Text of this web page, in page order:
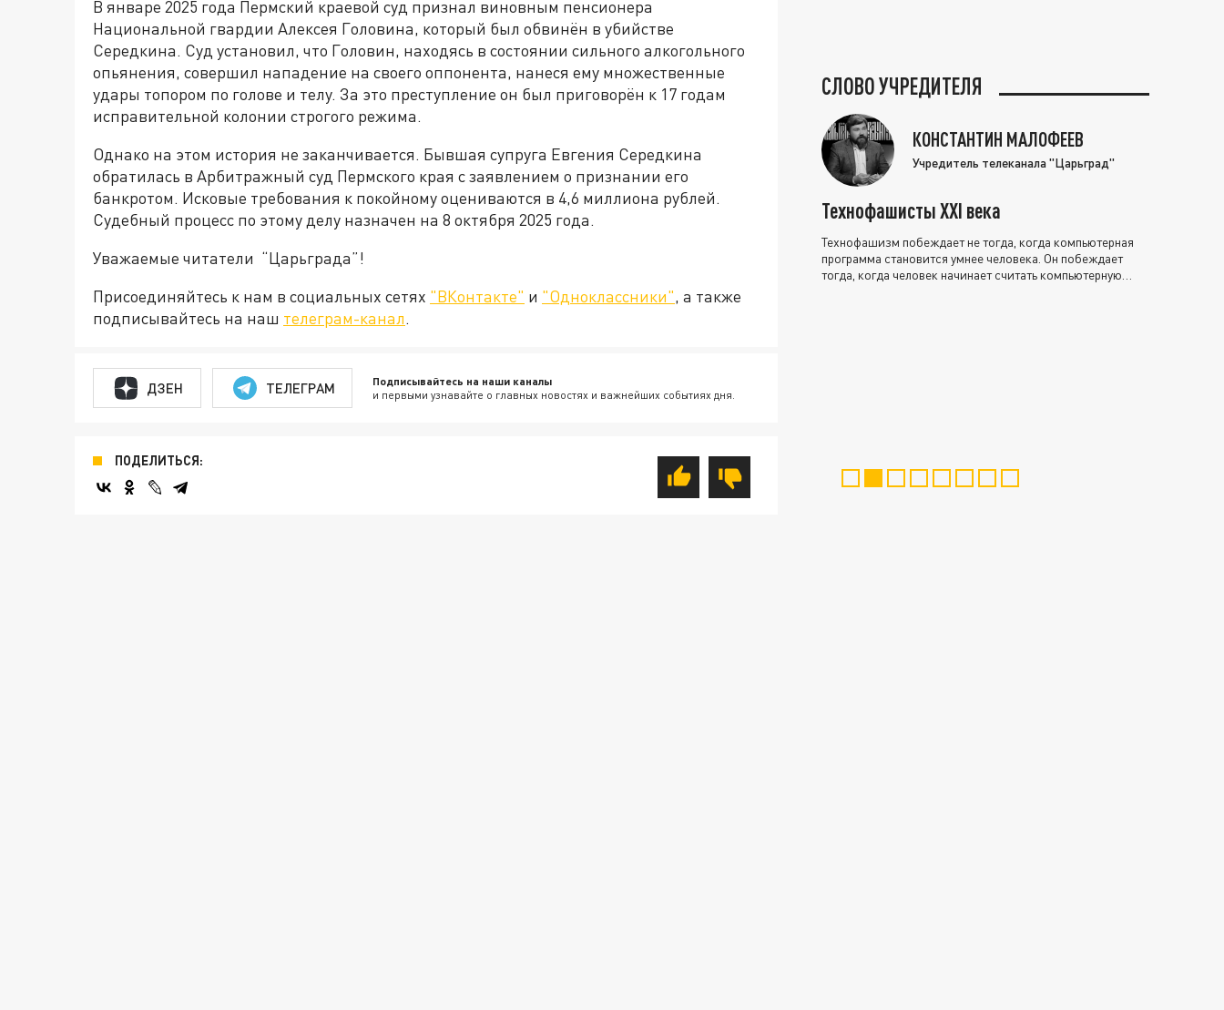
В январе 2025 года Пермский краевой суд признал виновным пенсионера
Национальной гвардии Алексея Головина, который был обвинён в убийстве
Середкина. Суд установил, что Головин, находясь в состоянии сильного алкогольного
опьянения, совершил нападение на своего оппонента, нанеся ему множественные
удары топором по голове и телу. За это преступление он был приговорён к 17 годам
исправительной колонии строгого режима.
Однако на этом история не заканчивается. Бывшая супруга Евгения Середкина
обратилась в Арбитражный суд Пермского края с заявлением о признании его
банкротом. Исковые требования к покойному оцениваются в 4,6 миллиона рублей.
Судебный процесс по этому делу назначен на 8 октября 2025 года.
Уважаемые читатели “Царьграда”!
Присоединяйтесь к нам в социальных сетях "ВКонтакте" и "Одноклассники", а также
подписывайтесь на наш телеграм-канал.
ДЗЕН ТЕЛЕГРАМ Подписывайтесь на наши каналы
и первыми узнавайте о главных новостях и важнейших событиях дня.
ПОДЕЛИТЬСЯ:
СЛОВО УЧРЕДИТЕЛЯ
КОНСТАНТИН МАЛОФЕЕВ
Учредитель телеканала "Царьград"
Технофашисты XXI века
Технофашизм побеждает не тогда, когда компьютерная
программа становится умнее человека. Он побеждает
тогда, когда человек начинает считать компьютерную